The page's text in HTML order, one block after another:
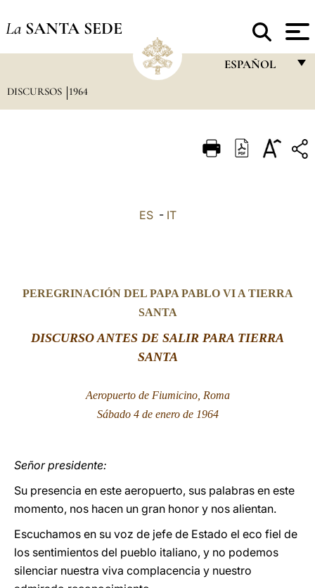
La SANTA SEDE
ESPAÑOL
ITALIANO
LATINE
DISCURSOS 1964
ES- IT
PEREGRINACIÓN DEL PAPA PABLO VI A TIERRA
SANTA
DISCURSO ANTES DE SALIR PARA TIERRA
SANTA
Aeropuerto de Fiumicino, Roma
Sábado 4 de enero de 1964
Señor presidente:
Su presencia en este aeropuerto, sus palabras en este
momento, nos hacen un gran honor y nos alientan.
Escuchamos en su voz de jefe de Estado el eco fiel de
los sentimientos del pueblo italiano, y no podemos
silenciar nuestra viva complacencia y nuestro